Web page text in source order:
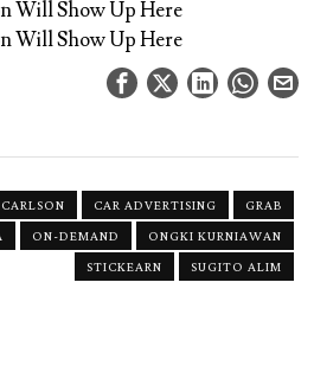
Will Show Up Here
Will Show Up Here
CAR ADVERTISING
GRAB
ON-DEMAND
ONGKI KURNIAWAN
STICKEARN
SUGITO ALIM